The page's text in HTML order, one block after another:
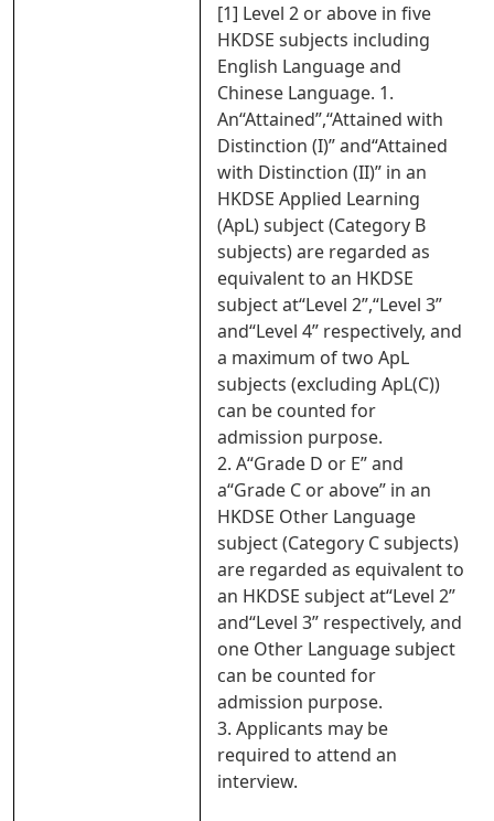
[1] Level 2 or above in five
HKDSE subjects including
English Language and
Chinese Language. 1.
An“Attained”,“Attained with
Distinction (I)” and“Attained
with Distinction (II)” in an
HKDSE Applied Learning
(ApL) subject (Category B
subjects) are regarded as
equivalent to an HKDSE
subject at“Level 2”,“Level 3”
and“Level 4” respectively, and
a maximum of two ApL
subjects (excluding ApL(C))
can be counted for
admission purpose.
2. A“Grade D or E” and
a“Grade C or above” in an
HKDSE Other Language
subject (Category C subjects)
are regarded as equivalent to
an HKDSE subject at“Level 2”
and“Level 3” respectively, and
one Other Language subject
can be counted for
admission purpose.
3. Applicants may be
required to attend an
interview.